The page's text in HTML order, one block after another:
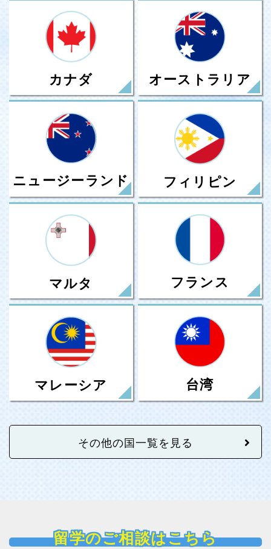
カナダ オーストラリア
ニュージーランド フィリピン
マルタ フランス
マレーシア 台湾
その他の国一覧を見る
留学のご相談はこちら